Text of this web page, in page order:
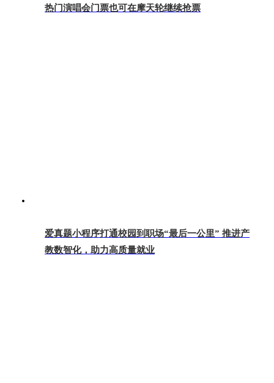
热门演唱会门票也可在摩天轮继续抢票
爱真题小程序打通校园到职场“最后一公里” 推进产
教数智化，助力高质量就业